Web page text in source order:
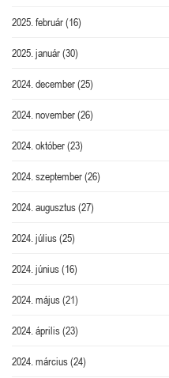
2025. február(16)
2025. január(30)
2024. december(25)
2024. november(26)
2024. október(23)
2024. szeptember(26)
2024. augusztus(27)
2024. július(25)
2024. június(16)
2024. május(21)
2024. április(23)
2024. március(24)